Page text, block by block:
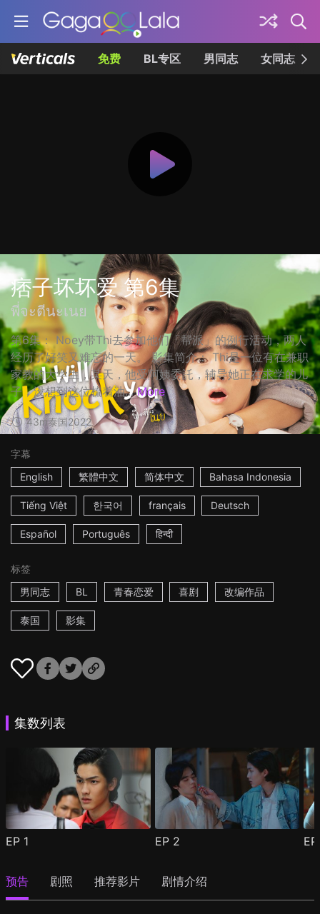
免费 BL专区 男同志 女同志
痞子坏坏爱 第6集
พี่จะตีนะเนย
第6集： Noey带Thi去参加他们「帮派」的例行活动，两人
经历了好笑又难忘的一天。 影集简介： Thi是一位有在兼职
家教的大学生，某天，他受阿姨委託，辅导她正在求学的儿
子，没想到这位梳着油... More
43m泰国2022
字幕
English
繁體中文 简体中文 Bahasa Indonesia
Tiếng Việt 한국어 français Deutsch
Español Português हिन्दी
标签
男同志
BL 青春恋爱 喜剧 改编作品
泰国 影集
集数列表
EP 1 EP 2
预告 剧照 推荐影片 剧情介绍